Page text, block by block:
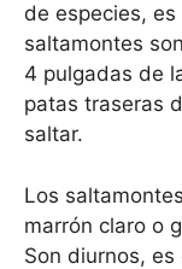
de especies,
saltamontes
4 pulgadas de
patas traseras
saltar.
Los
marrón claro o
Son diurnos,